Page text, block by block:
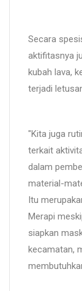
Secara
aktifitasnya
kubah lava,
terjadi
"Kita juga
terkait
dalam
material-
Itu
Merapi
siapkan
kecamatan,